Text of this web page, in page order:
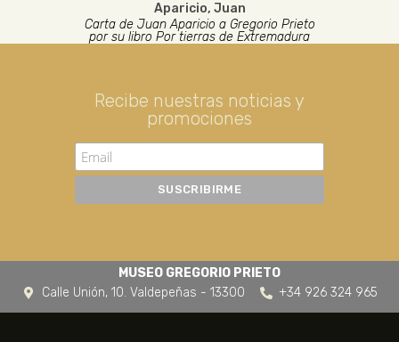
Aparicio, Juan
Carta de Juan Aparicio a Gregorio Prieto
por su libro Por tierras de Extremadura
Recibe nuestras noticias y
promociones
MUSEO GREGORIO PRIETO
Calle Unión, 10. Valdepeñas - 13300
+34 926 324 965